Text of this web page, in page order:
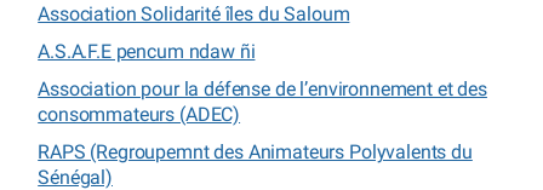
Association Solidarité îles du Saloum
A.S.A.F.E pencum ndaw ñi
Association pour la défense de l’environnement et des
consommateurs (ADEC)
RAPS (Regroupemnt des Animateurs Polyvalents du
Sénégal)